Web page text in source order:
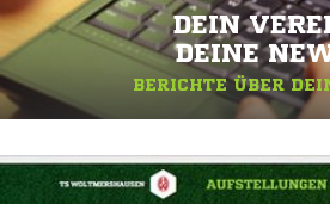
DEIN
DEINE
BERICHTE ÜBER